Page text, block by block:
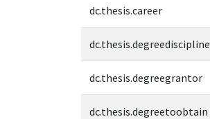
dc.thesis.career
dc.thesis.degreediscipline
dc.thesis.degreegrantor
dc.thesis.degreetoobtain